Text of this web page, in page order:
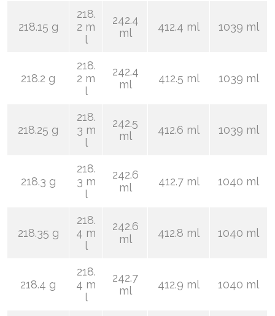
218.15 g
218.
2 m
l
242.4
ml
412.4 ml 1039 ml
218.2 g
218.
2 m
l
242.4
ml
412.5 ml 1039 ml
218.25 g
218.
3 m
l
242.5
ml
412.6 ml 1039 ml
218.3 g
218.
3 m
l
242.6
ml
412.7 ml 1040 ml
218.35 g
218.
4 m
l
242.6
ml
412.8 ml 1040 ml
218.4 g
218.
4 m
l
242.7
ml
412.9 ml 1040 ml